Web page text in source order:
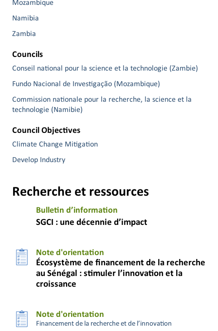
Mozambique
Namibia
Zambia
Councils
Conseil national pour la science et la technologie (Zambie)
Fundo Nacional de Investigação (Mozambique)
Commission nationale pour la recherche, la science et la
technologie (Namibie)
Council Objectives
Climate Change Mitigation
Develop Industry
Recherche et ressources
Bulletin d’information
SGCI : une décennie d’impact
Note d'orientation
Écosystème de financement de la recherche
au Sénégal : stimuler l’innovation et la
croissance
Note d'orientation
Financement de la recherche et de l’innovation